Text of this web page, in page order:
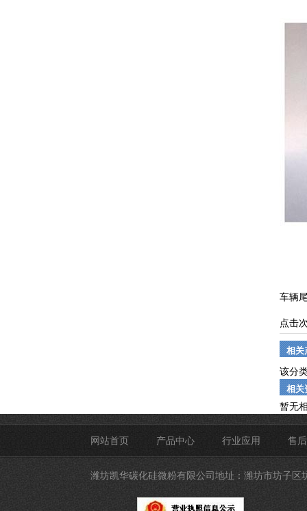
车辆
点击
相关
该分
相关
暂无
网站首页 产品中心 行业应用 售
潍坊凯华碳化硅微粉有限公司地址：潍坊市坊子区